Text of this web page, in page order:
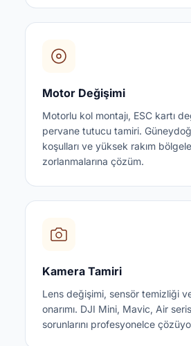
Motor Değişimi
Motorlu kol montajı, ESC kartı
pervane tutucu tamiri.
koşulları ve yüksek rakım
zorlanmalarına çözüm.
Kamera Tamiri
Lens değişimi, sensör temizliği
onarımı. DJI Mini, Mavic, Air
sorunlarını profesyonelce